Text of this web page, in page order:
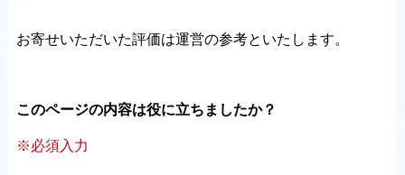
お寄せいただいた評価は運営の参考といたします。
このページの内容は役に立ちましたか？
※必須入力